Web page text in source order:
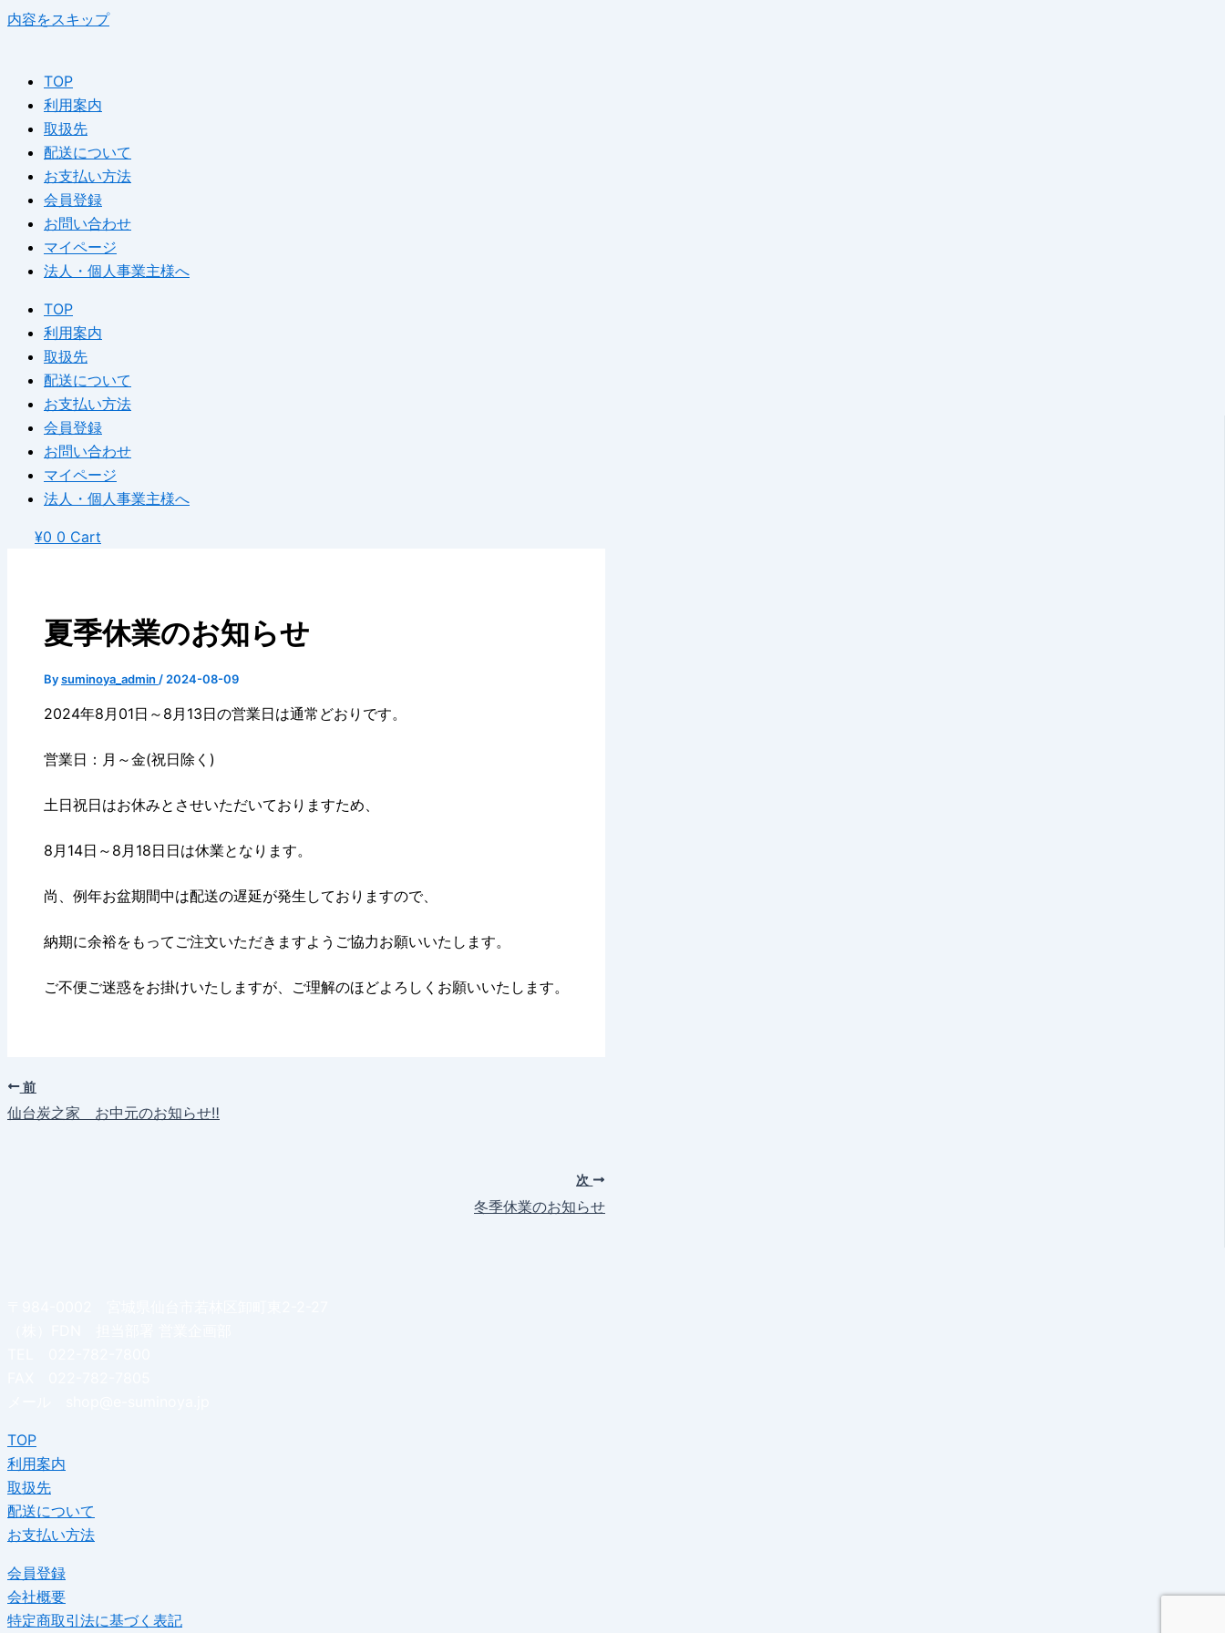
内容をスキップ
TOP
利用案内
取扱先
配送について
お支払い方法
会員登録
お問い合わせ
マイページ
法人・個人事業主様へ
TOP
利用案内
取扱先
配送について
お支払い方法
会員登録
お問い合わせ
マイページ
法人・個人事業主様へ
¥0 0 Cart
夏季休業のお知らせ
Bysuminoya_admin / 2024-08-09
2024年8月01日～8月13日の営業日は通常どおりです。
営業日：月～金(祝日除く)
土日祝日はお休みとさせいただいておりますため、
8月14日～8月18日日は休業となります。
尚、例年お盆期間中は配送の遅延が発生しておりますので、
納期に余裕をもってご注文いただきますようご協力お願いいたします。
ご不便ご迷惑をお掛けいたしますが、ご理解のほどよろしくお願いいたします。
前
仙台炭之家 お中元のお知らせ‼
次
冬季休業のお知らせ
TOP
利用案内
取扱先
配送について
お支払い方法
会員登録
会社概要
特定商取引法に基づく表記